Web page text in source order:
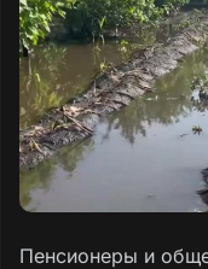
Пенсионеры и